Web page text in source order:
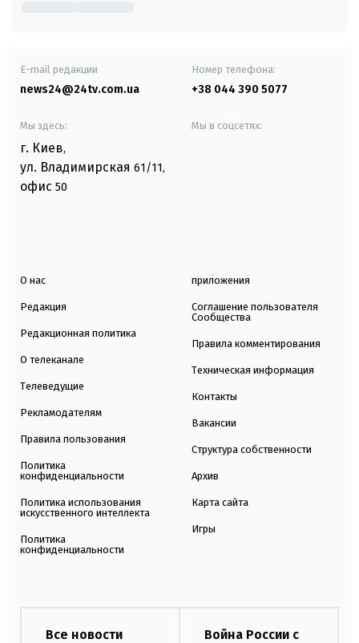
E-mail редакции
news24@24tv.com.ua
Номер телефона:
+38 044 390 5077
Мы здесь:
г. Киев,
ул. Владимирская 61/11,
офис 50
Мы в соцсетях:
О нас
Редакция
Редакционная политика
О телеканале
Телеведущие
Рекламодателям
Правила пользования
Политика
конфиденциальности
Политика использования
искусственного интеллекта
Политика
конфиденциальности
приложения
Соглашение пользователя
Сообщества
Правила комментирования
Техническая информация
Контакты
Вакансии
Структура собственности
Архив
Карта сайта
Игры
Все новости
Война России с